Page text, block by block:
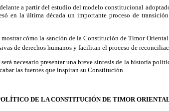
a partir del estudio del modelo constitucional
en la última década un importante proceso de
mostrar cómo la sanción de la Constitución de Timor
de derechos humanos y facilitan el proceso de
necesario presentar una breve síntesis de la historia
las fuentes que inspiran su Constitución.
DE LA CONSTITUCIÓN DE TIMOR